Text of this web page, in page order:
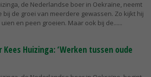
de Nederlandse boer in Oekraïne, neemt
bij de groei van meerdere gewassen. Zo kijkt hij
en peen groeien. Maar ook bij de...
Huizinga: ‘Werken tussen oude